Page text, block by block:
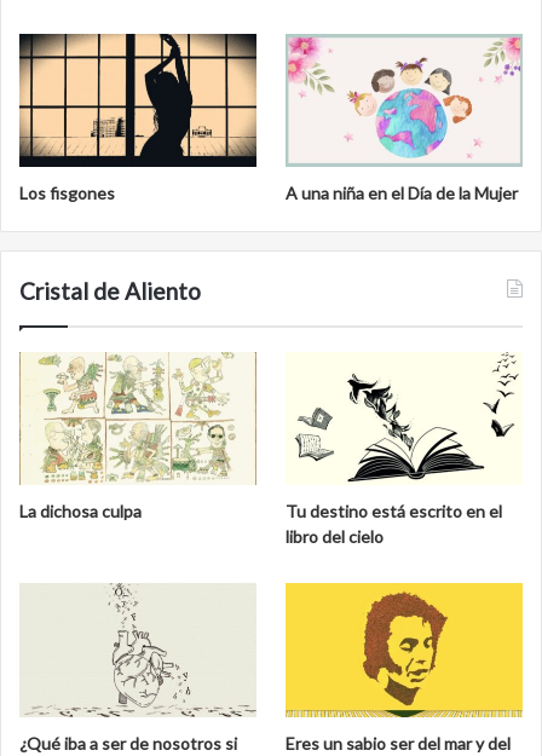
Los fisgones A una niña en el Día de la Mujer
Cristal de Aliento
La dichosa culpa
Tu destino está escrito en el
libro del cielo
¿Qué iba a ser de nosotros si
Eres un sabio ser del mar y del